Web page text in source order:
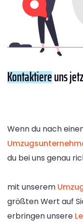
Kontaktiereuns
Wenn du nach
du bei uns genau
mit unserem
größten Wert auf
erbringen unsere